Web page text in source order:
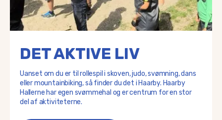
DET AKTIVE LIV
Uanset om du er til rollespil i skoven, judo, svømning, dans
eller mountainbiking, så finder du det i Haarby. Haarby
Hallerne har egen svømmehal og er centrum for en stor
del af aktiviteterne.